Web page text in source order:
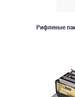
Рифленые